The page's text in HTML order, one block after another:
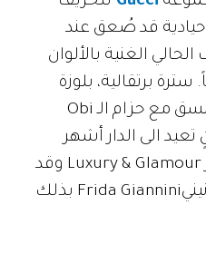
حيادية قد صُعق عند
الغنية بالألوان
برتقالية، بلوزة
بنفسجية وسروال أخضر منسق مع حزام الـ Obi
الى الدار أشهر
معالمه وهي الترف والإبهار Luxury & Glamour وقد
نجحت المصممة فريدا جيانينيFrida Giannini بذلك